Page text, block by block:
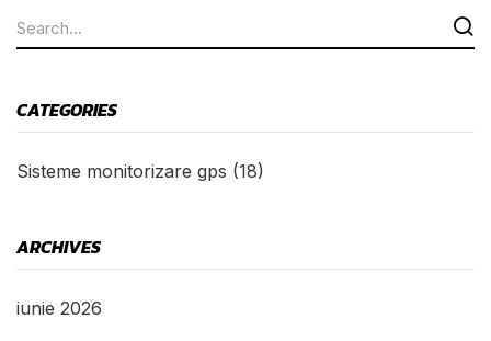
CATEGORIES
Sisteme monitorizare gps (18)
ARCHIVES
iunie 2026